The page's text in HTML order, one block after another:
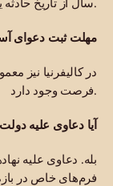
مهلت ثبت دعوای
در کالیفرنیا نیز
فرصت وجود دارد.
آیا دعاوی علیه
بله. دعاوی علیه
فرم‌های خاص در